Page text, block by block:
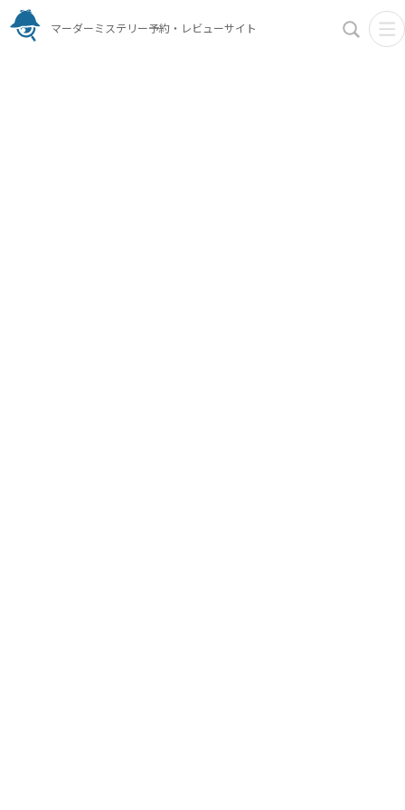
マーダーミステリー予約・レビューサイト